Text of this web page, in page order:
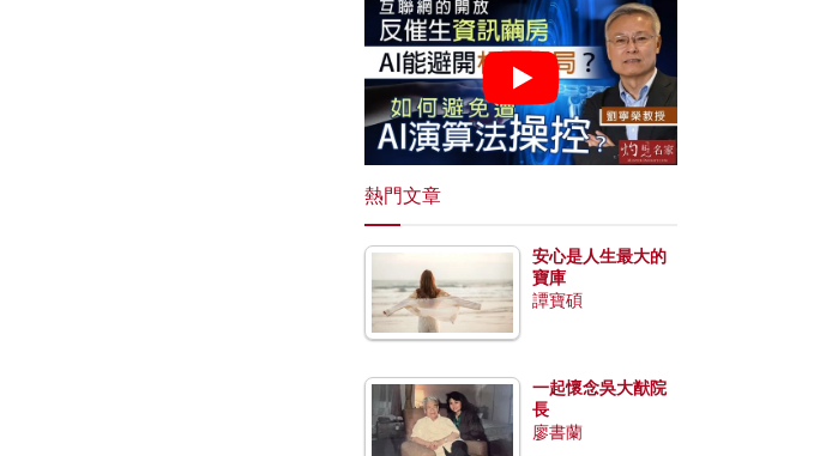
熱門文章
安心是人生最大的
寶庫
譚寶碩
一起懷念吳大猷院
長
廖書蘭